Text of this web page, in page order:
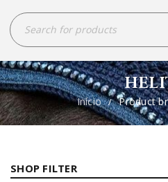
Início / Product
SHOP FILTER